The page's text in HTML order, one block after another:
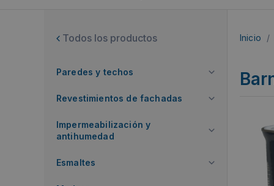
Todos los productos
Paredes y techos
Revestimientos de fachadas
Impermeabilización y
antihumedad
Esmaltes
Inicio /